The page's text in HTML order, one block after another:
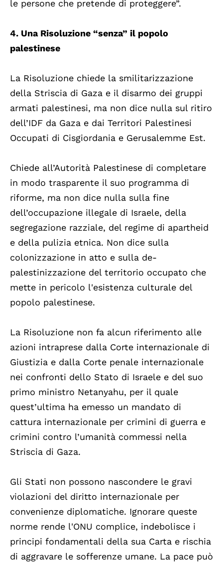
le persone che pretende di proteggere”.
4. Una Risoluzione “senza” il popolo
palestinese
La Risoluzione chiede la smilitarizzazione
della Striscia di Gaza e il disarmo dei gruppi
armati palestinesi, ma non dice nulla sul ritiro
dell’IDF da Gaza e dai Territori Palestinesi
Occupati di Cisgiordania e Gerusalemme Est.
Chiede all’Autorità Palestinese di completare
in modo trasparente il suo programma di
riforme, ma non dice nulla sulla fine
dell’occupazione illegale di Israele, della
segregazione razziale, del regime di apartheid
e della pulizia etnica. Non dice sulla
colonizzazione in atto e sulla de-
palestinizzazione del territorio occupato che
mette in pericolo l'esistenza culturale del
popolo palestinese.
La Risoluzione non fa alcun riferimento alle
azioni intraprese dalla Corte internazionale di
Giustizia e dalla Corte penale internazionale
nei confronti dello Stato di Israele e del suo
primo ministro Netanyahu, per il quale
quest’ultima ha emesso un mandato di
cattura internazionale per crimini di guerra e
crimini contro l’umanità commessi nella
Striscia di Gaza.
Gli Stati non possono nascondere le gravi
violazioni del diritto internazionale per
convenienze diplomatiche. Ignorare queste
norme rende l'ONU complice, indebolisce i
principi fondamentali della sua Carta e rischia
di aggravare le sofferenze umane. La pace può